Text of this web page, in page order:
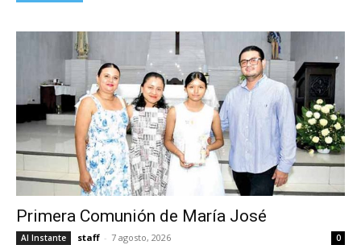
Primera Comunión de María José
Al Instante staff - 7 agosto, 2026 0